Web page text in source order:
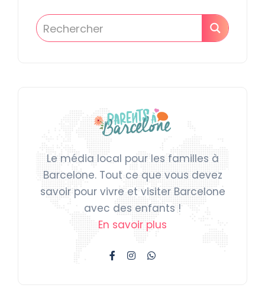
Le média local pour les familles à
Barcelone. Tout ce que vous devez
savoir pour vivre et visiter Barcelone
avec des enfants !
En savoir plus